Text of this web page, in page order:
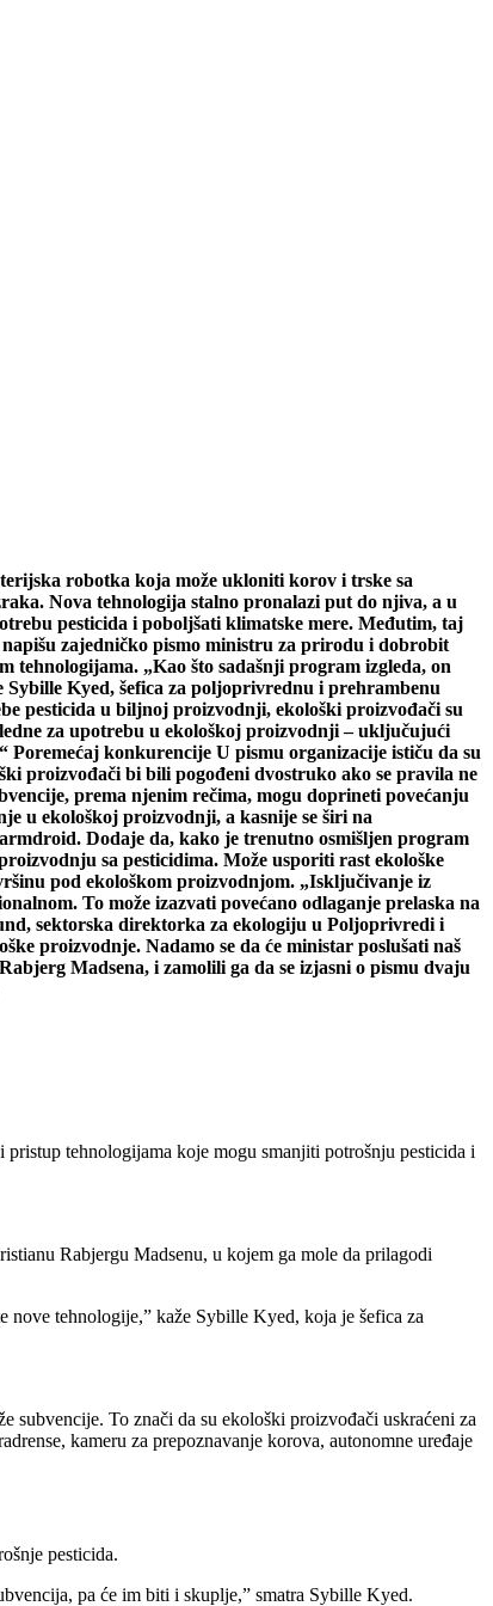
robotka koja može ukloniti korov i trske sa
Nova tehnologija stalno pronalazi put do njiva, a u
pesticida i poboljšati klimatske mere. Međutim, taj
zajedničko pismo ministru za prirodu i dobrobit
„Kao što sadašnji program izgleda, on
Kyed, šefica za poljoprivrednu i prehrambenu
pesticida u biljnoj proizvodnji, ekološki proizvođači su
za upotrebu u ekološkoj proizvodnji – uključujući
konkurencije U pismu organizacije ističu da su
proizvođači bi bili pogođeni dvostruko ako se pravila ne
prema njenim rečima, mogu doprineti povećanju
u ekološkoj proizvodnji, a kasnije se širi na
Dodaje da, kako je trenutno osmišljen program
sa pesticidima. Može usporiti rast ekološke
pod ekološkom proizvodnjom. „Isključivanje iz
To može izazvati povećano odlaganje prelaska na
sektorska direktorka za ekologiju u Poljoprivredi i
proizvodnje. Nadamo se da će ministar poslušati naš
Madsena, i zamolili ga da se izjasni o pismu dvaju
tehnologijama koje mogu smanjiti potrošnju pesticida i
Rabjergu Madsenu, u kojem ga mole da prilagodi
tehnologije,” kaže Sybille Kyed, koja je šefica za
subvencije. To znači da su ekološki proizvođači uskraćeni za
kameru za prepoznavanje korova, autonomne uređaje
pesticida.
pa će im biti i skuplje,” smatra Sybille Kyed.